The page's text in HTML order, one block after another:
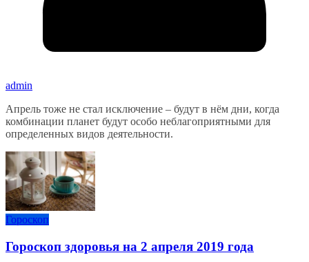
admin
Апрель тоже не стал исключение – будут в нём дни, когда
комбинации планет будут особо неблагоприятными для
определенных видов деятельности.
Гороскоп
Гороскоп здоровья на 2 апреля 2019 года